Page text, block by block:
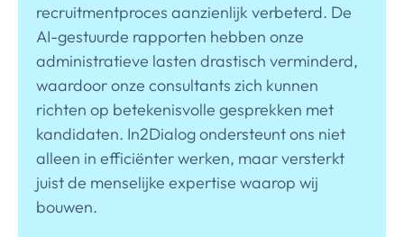
recruitmentproces aanzienlijk verbeterd. De
AI-gestuurde rapporten hebben onze
administratieve lasten drastisch verminderd,
waardoor onze consultants zich kunnen
richten op betekenisvolle gesprekken met
kandidaten. In2Dialog ondersteunt ons niet
alleen in efficiënter werken, maar versterkt
juist de menselijke expertise waarop wij
bouwen.